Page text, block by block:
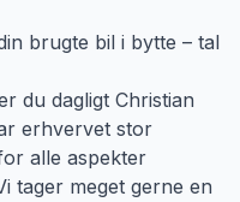
brugte bil i bytte – tal
du dagligt Christian
erhvervet stor
alle aspekter
tager meget gerne en